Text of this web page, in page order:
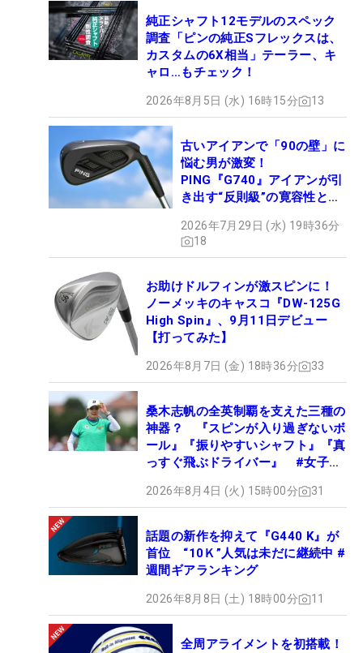
純正シャフト12モデルのスペック
調査「ピンの純正Sフレックスは、
カスタムの6X相当」テーラー、キ
ャロ…もチェック！
2026年8月5日 (水) 16時15分 13
古いアイアンで「90の壁」に
悩む男が激変！
PING『G740』アイアンが引
き出す“反則級”の寛容性と飛
2026年7月29日 (水) 19時36分
18
お助けドルフィンが激スピンに！
ノーメッキのキャスコ『DW-125G
High Spin』、9月11日デビュー
【打ってみた】
2026年8月7日 (金) 18時36分 33
桑木志帆の全英制覇を支えた三種の
神器？ 『スピンが入り過ぎないボ
ール』『振りやすいシャフト』『真
っすぐ飛ぶドライバー』 #女子プ
2026年8月4日 (火) 15時00分 31
話題の新作を抑えて『G440 K』が
首位 “10Ｋ”人気は未だに継続中 #
週間ギアランキング
2026年8月8日 (土) 18時00分 11
全周アライメントを初搭載！